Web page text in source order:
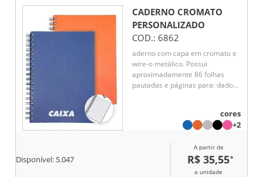
CADERNO CROMATO
PERSONALIZADO
COD.: 6862
aderno com capa em cromato e
wire-o metálico. Possui
aproximadamente 86 folhas
pautadas e páginas para: dados
cores
+2
Disponível: 5.047
A partir de
R$ 35,55*
a unidade